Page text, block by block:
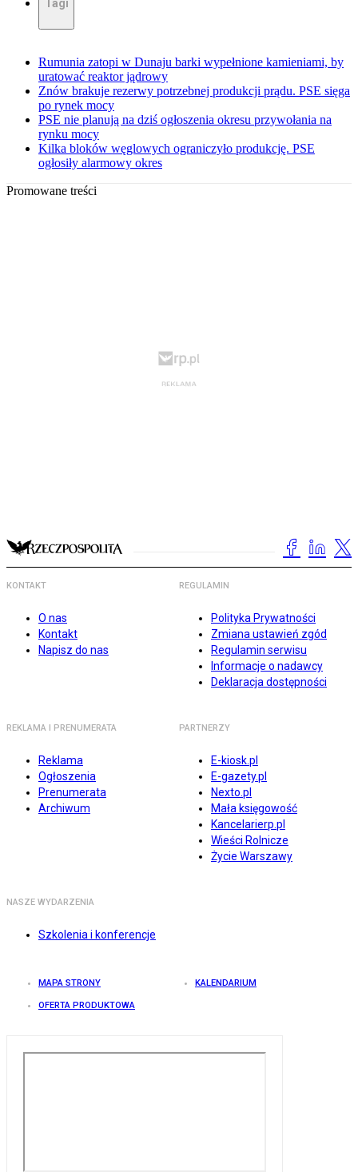
Tagi
Rumunia zatopi w Dunaju barki wypełnione kamieniami, by
uratować reaktor jądrowy
Znów brakuje rezerwy potrzebnej produkcji prądu. PSE sięga
po rynek mocy
PSE nie planują na dziś ogłoszenia okresu przywołania na
rynku mocy
Kilka bloków węglowych ograniczyło produkcję. PSE
ogłosiły alarmowy okres
Promowane treści
KONTAKT
O nas
Kontakt
Napisz do nas
REGULAMIN
Polityka Prywatności
Zmiana ustawień zgód
Regulamin serwisu
Informacje o nadawcy
Deklaracja dostępności
REKLAMA I PRENUMERATA
Reklama
Ogłoszenia
Prenumerata
Archiwum
PARTNERZY
E-kiosk.pl
E-gazety.pl
Nexto.pl
Mała księgowość
Kancelarierp.pl
Wieści Rolnicze
Życie Warszawy
NASZE WYDARZENIA
Szkolenia i konferencje
MAPA STRONY KALENDARIUM
OFERTA PRODUKTOWA